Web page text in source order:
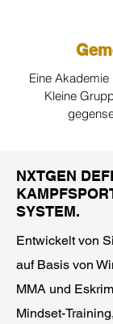
Eine
Kleine
NXTGEN
SYSTEM.
Entwickelt von
auf Basis von
MMA und
Mindset-Training,